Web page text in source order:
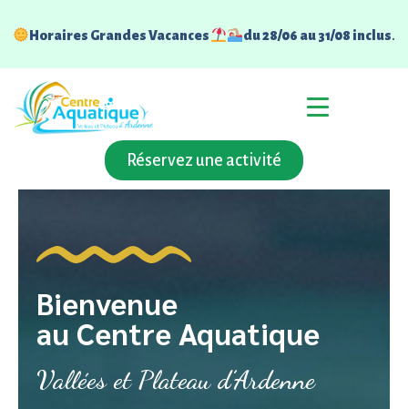
Horaires Grandes Vacances du 28/06 au 31/08 inclus.
Réservez une activité
Bienvenue
au Centre Aquatique
Vallées et Plateau d’Ardenne